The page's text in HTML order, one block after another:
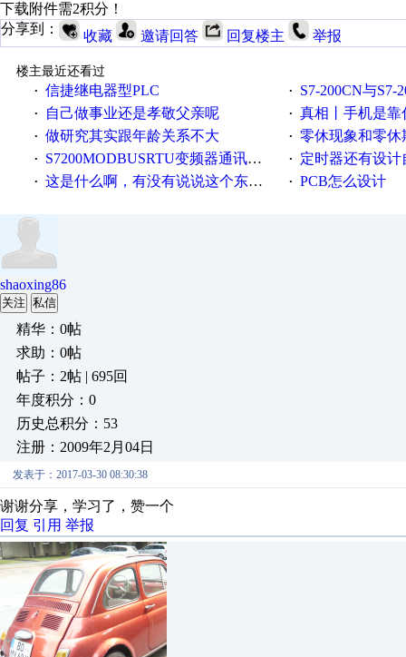
下载附件需2积分！
分享到：
收藏 邀请回答 回复楼主 举报
楼主最近还看过
· 信捷继电器型PLC · S7-200CN与S7-
· 自己做事业还是孝敬父亲呢 · 真相丨手机是靠什么震
· 做研究其实跟年龄关系不大 · 零休现象和零休
· S7200MODBUSRTU变频器通讯求助！ · 定时器还有设
· 这是什么啊，有没有说说这个东西怎么用的 · PCB怎么设计
shaoxing86
关注 私信
精华：0帖
求助：0帖
帖子：2帖 | 695回
年度积分：0
历史总积分：53
注册：2009年2月04日
发表于：2017-03-30 08:30:38
谢谢分享，学习了，赞一个
回复 引用 举报